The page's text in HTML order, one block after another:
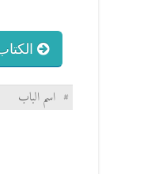
# اسم الباب